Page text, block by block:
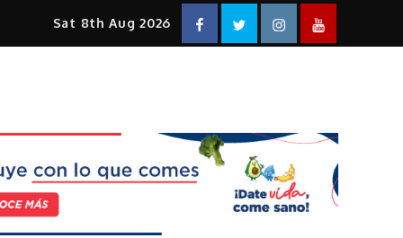
Sat 8th Aug 2026 FacebookTwitterInstagramYouTube